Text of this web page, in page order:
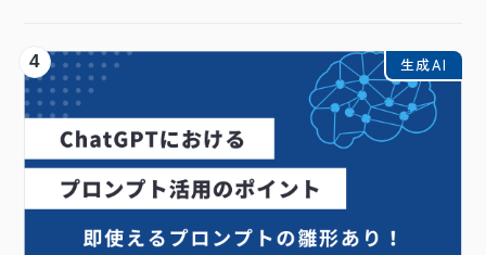
4 生成AI